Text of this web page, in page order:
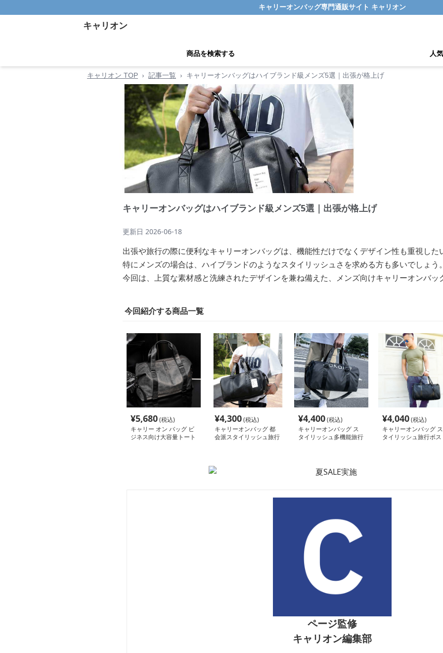
キャリーオンバッグ専門通販サイト キャリオン
キャリオン
商品を検索する 人
キャリオン TOP › 記事一覧 › キャリーオンバッグはハイブランド級メンズ5選｜出張が格上げ
キャリーオンバッグはハイブランド級メンズ5選｜出張が格上げ
更新日 2026-06-18
出張や旅行の際に便利なキャリーオンバッグは、機能性だけでなくデザイン性も重視した
特にメンズの場合は、ハイブランドのようなスタイリッシュさを求める方も多いでしょう。
今回は、上質な素材感と洗練されたデザインを兼ね備えた、メンズ向けキャリーオンバッ
今回紹介する商品一覧
¥5,680(税込)
キャリー オン バッグ ビ
ジネス向け大容量トート
¥4,300(税込)
キャリーオンバッグ 都
会派スタイリッシュ旅行
¥4,400(税込)
キャリーオンバッグ ス
タイリッシュ多機能旅行
¥4,040(税込)
キャリーオンバッグ ス
タイリッシュ旅行ボス
ページ監修
キャリオン編集部